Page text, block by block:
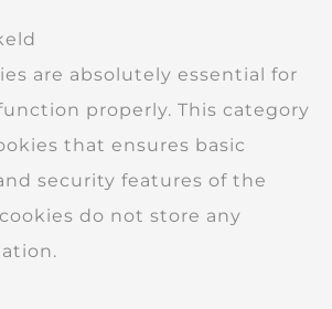
are absolutely essential for
properly. This category
that ensures basic
security features of the
do not store any